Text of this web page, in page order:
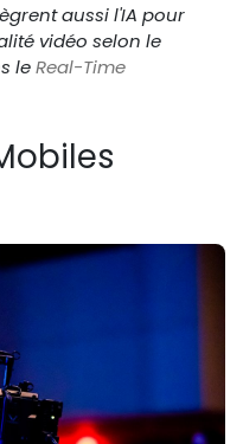
aussi l'IA pour
vidéo selon le
leReal-Time